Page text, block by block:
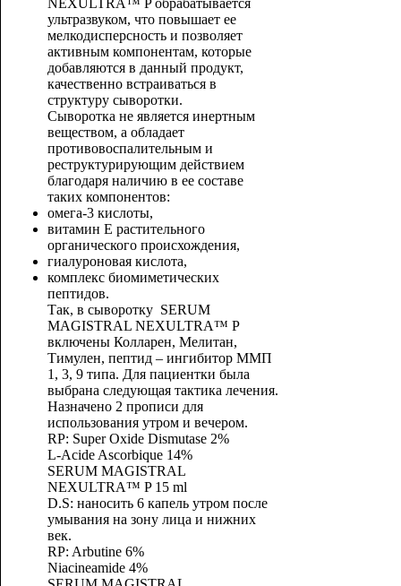
NEXULTRA™ P обрабатывается
ультразвуком, что повышает ее
мелкодисперсность и позволяет
активным компонентам, которые
добавляются в данный продукт,
качественно встраиваться в
структуру сыворотки.
Сыворотка не является инертным
веществом, а обладает
противовоспалительным и
реструктурирующим действием
благодаря наличию в ее составе
таких компонентов:
омега-3 кислоты,
витамин Е растительного
органического происхождения,
гиалуроновая кислота,
комплекс биомиметических
пептидов.
Так, в сыворотку SERUM
MAGISTRAL NEXULTRA™ P
включены Колларен, Мелитан,
Тимулен, пептид – ингибитор ММП
1, 3, 9 типа. Для пациентки была
выбрана следующая тактика лечения.
Назначено 2 прописи для
использования утром и вечером.
RP: Super Oxide Dismutase 2%
L-Acide Ascorbique 14%
SERUM MAGISTRAL
NEXULTRA™ P 15 ml
D.S: наносить 6 капель утром после
умывания на зону лица и нижних
век.
RP: Arbutine 6%
Niacineamide 4%